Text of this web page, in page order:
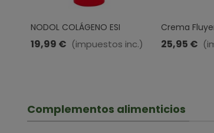
NODOL COLÁGENO ESI
CREMA 100 ML
19,99 € (impuestos inc.)
Crema
Ml
25,95 €
Complementos alimenticios